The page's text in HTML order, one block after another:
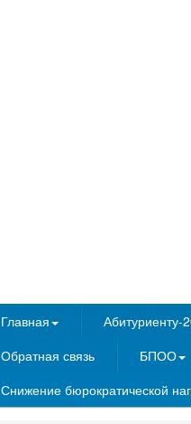
Главная Абитуриенту-
Обратная связь
БПОО
Снижение бюрократической